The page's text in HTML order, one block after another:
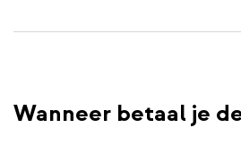
Wanneer betaal je